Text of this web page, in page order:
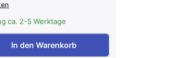
ca. 2-5 Werktage
EB3GL9KCN Einbau-Mikrowelle 55 cm
In den Warenkorb